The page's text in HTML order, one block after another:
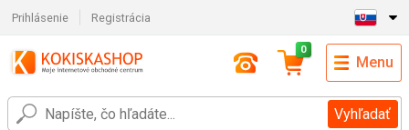
Prihlásenie Registrácia
Vyhľadať
0
Menu